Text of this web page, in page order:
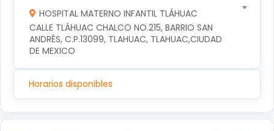
HOSPITAL MATERNO INFANTIL TLÁHUAC
CALLE TLÁHUAC CHALCO NO.215, BARRIO SAN
ANDRÉS, C.P.13099, TLAHUAC, TLAHUAC,CIUDAD
DE MEXICO
Horarios disponibles